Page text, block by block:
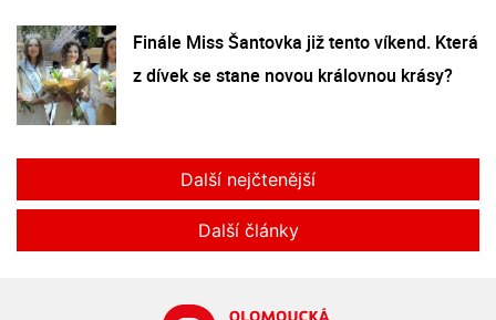
Finále Miss Šantovka již tento víkend. Která
z dívek se stane novou královnou krásy?
Další nejčtenější
Další články